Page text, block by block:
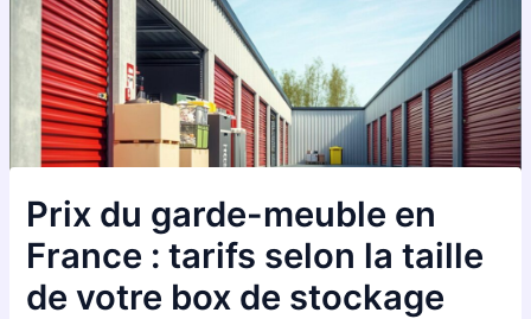
Prix du garde-meuble en
France : tarifs selon la taille
de votre box de stockage